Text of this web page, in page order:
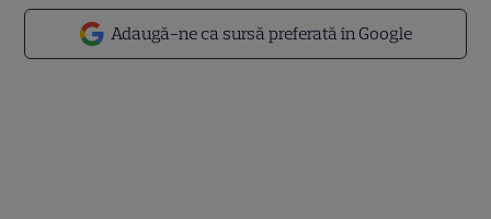
Adaugă-ne ca sursă preferată în Google